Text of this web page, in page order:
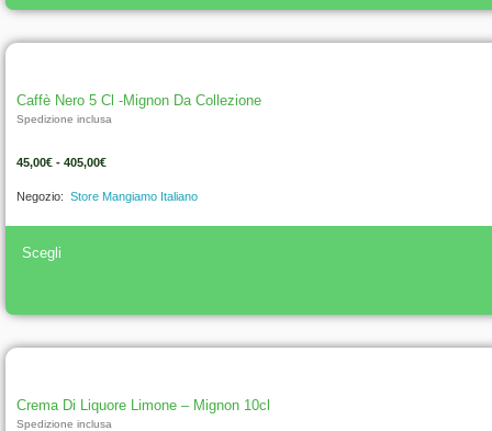
Caffè Nero 5 Cl -Mignon Da Collezione
Spedizione inclusa
45,00€ - 405,00€
Negozio: Store Mangiamo Italiano
Scegli
Crema Di Liquore Limone – Mignon 10cl
Spedizione inclusa